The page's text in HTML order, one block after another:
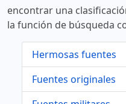
encontrar una
la función de búsqueda
Hermosas fuentes
Fuentes originales